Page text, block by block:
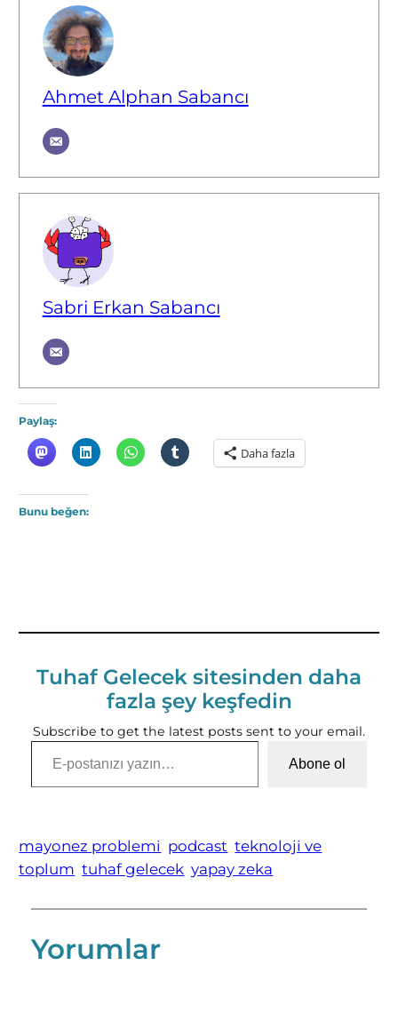
Ahmet Alphan Sabancı
Sabri Erkan Sabancı
Paylaş:
Daha fazla
Bunu beğen:
Tuhaf Gelecek sitesinden daha
fazla şey keşfedin
Subscribe to get the latest posts sent to your email.
E-postanızı yazın…
Abone ol
mayonez problemi podcast teknoloji ve
toplum tuhaf gelecek yapay zeka
Yorumlar